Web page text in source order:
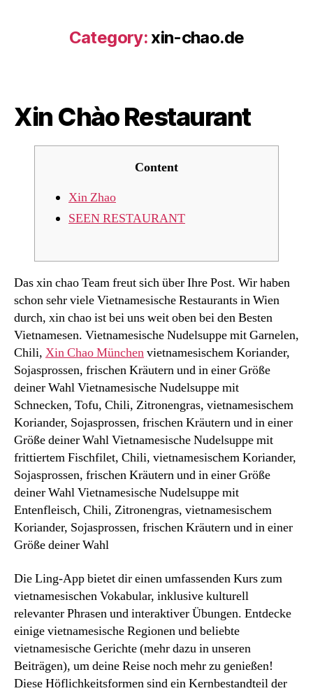
Category:xin-chao.de
Xin Chào Restaurant
Content
Xin Zhao
SEEN RESTAURANT
Das xin chao Team freut sich über Ihre Post. Wir haben
schon sehr viele Vietnamesische Restaurants in Wien
durch, xin chao ist bei uns weit oben bei den Besten
Vietnamesen. Vietnamesische Nudelsuppe mit Garnelen,
Chili, Xin Chao Münchenvietnamesischem Koriander,
Sojasprossen, frischen Kräutern und in einer Größe
deiner Wahl Vietnamesische Nudelsuppe mit
Schnecken, Tofu, Chili, Zitronengras, vietnamesischem
Koriander, Sojasprossen, frischen Kräutern und in einer
Größe deiner Wahl Vietnamesische Nudelsuppe mit
frittiertem Fischfilet, Chili, vietnamesischem Koriander,
Sojasprossen, frischen Kräutern und in einer Größe
deiner Wahl Vietnamesische Nudelsuppe mit
Entenfleisch, Chili, Zitronengras, vietnamesischem
Koriander, Sojasprossen, frischen Kräutern und in einer
Größe deiner Wahl
Die Ling-App bietet dir einen umfassenden Kurs zum
vietnamesischen Vokabular, inklusive kulturell
relevanter Phrasen und interaktiver Übungen. Entdecke
einige vietnamesische Regionen und beliebte
vietnamesische Gerichte (mehr dazu in unseren
Beiträgen), um deine Reise noch mehr zu genießen!
Diese Höflichkeitsformen sind ein Kernbestandteil der